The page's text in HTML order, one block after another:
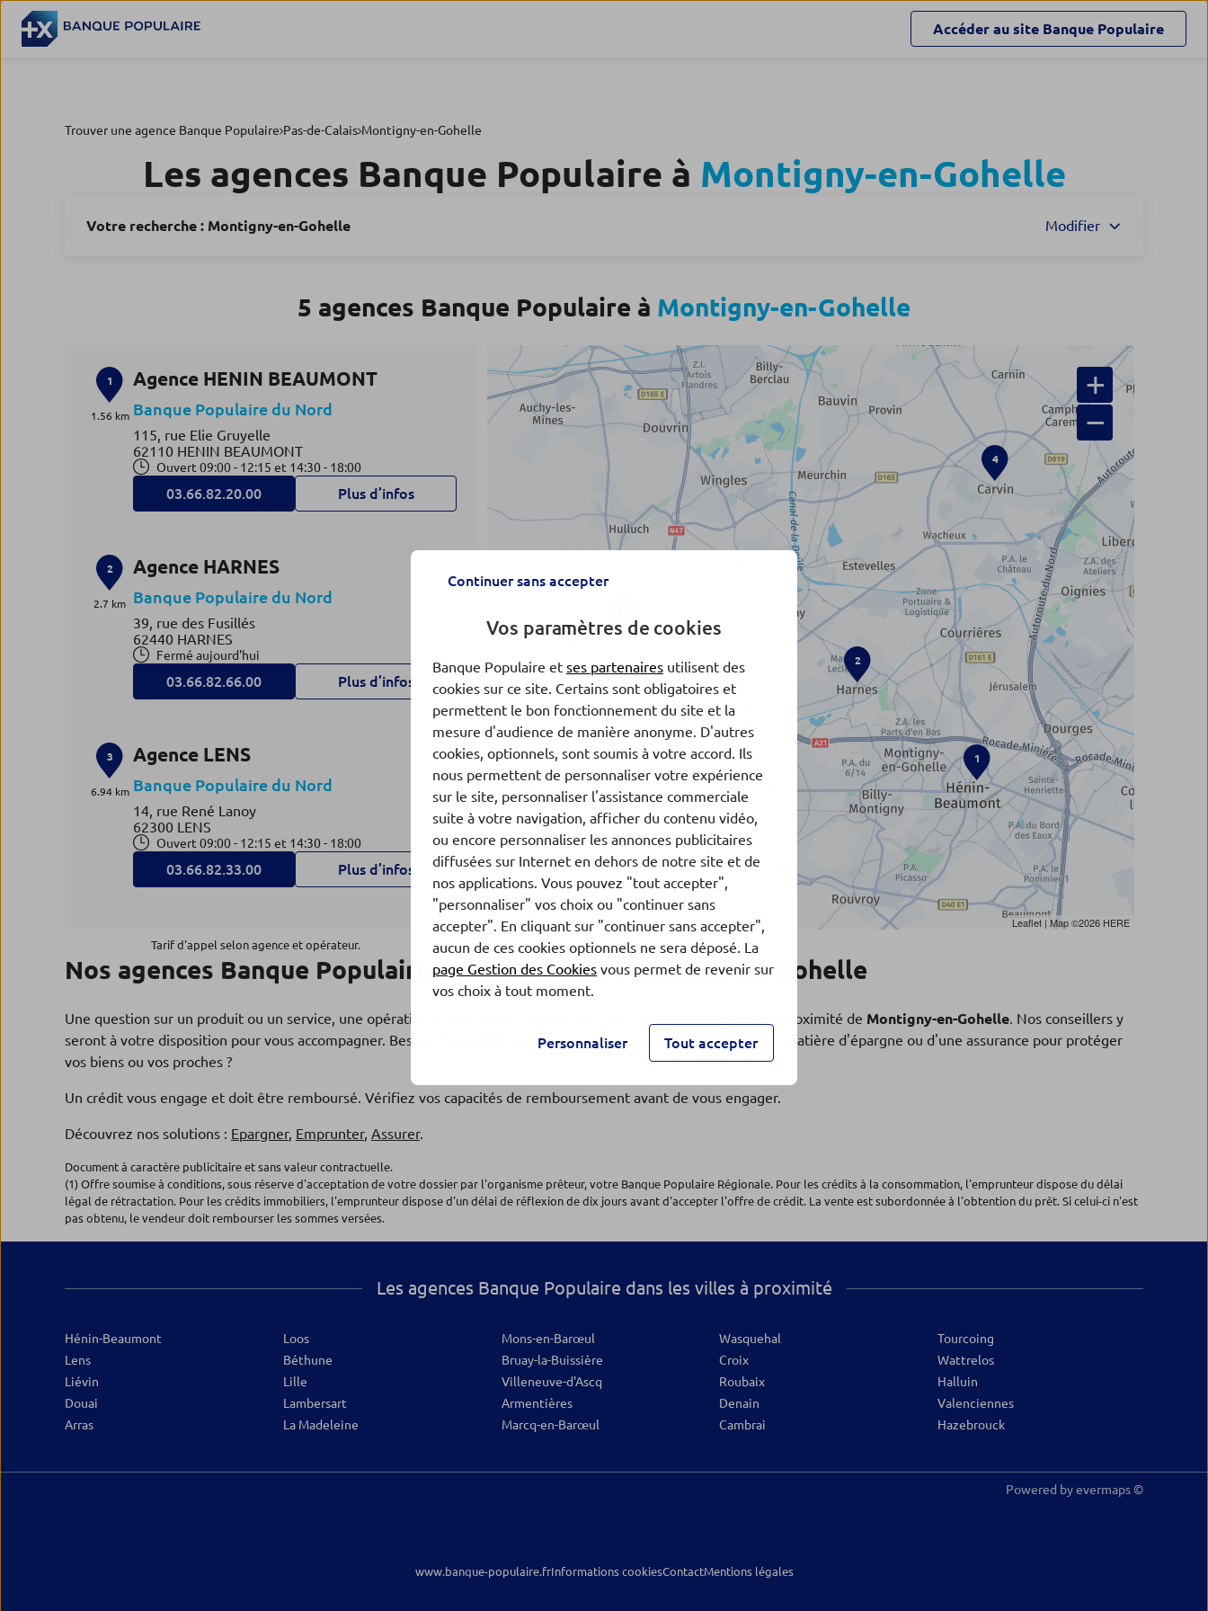
Accéder au site Banque Populaire
Trouver une agence Banque Populaire Pas-de-Calais Montigny-en-Gohelle
Les agences Banque Populaire à Montigny-en-Gohelle
Votre recherche : Montigny-en-Gohelle Modifier
5 agences Banque Populaire à Montigny-en-Gohelle
1
1.56 km
Agence HENIN BEAUMONT
Banque Populaire du Nord
115, rue Elie Gruyelle
62110 HENIN BEAUMONT
Ouvert 09:00 - 12:15 et 14:30 - 18:00
03.66.82.20.00 Plus d’infos
2
2.7 km
Agence HARNES
Banque Populaire du Nord
39, rue des Fusillés
62440 HARNES
Fermé aujourd'hui
03.66.82.66.00 Plus d’infos
3
6.94 km
Agence LENS
Banque Populaire du Nord
14, rue René Lanoy
62300 LENS
Ouvert 09:00 - 12:15 et 14:30 - 18:00
03.66.82.33.00 Plus d’infos
7.67 km
Agence CARVIN
Banque Populaire du Nord
62220 CARVIN
Ouvert 09:00 - 12:15 et 14:30 - 18:00
03.66.82.80.00
5
8.8 km
Agence VENDIN LE VIEIL LENS 2
Banque Populaire du Nord
2, rte de la Bassée
62880 VENDIN LE VIEIL
Ouvert 09:00 - 12:15 et 14:30 - 18:00
03.66.82.60.00 Plus d’infos
4
3
2
1
+
−
Leaflet | Map ©2026 HERE
Tarif d'appel selon agence et opérateur.
Nos agences Banque Populaire à proximité de Montigny-en-Gohelle
Une question sur un produit ou un service, une opération en cours ? Rendez-vous dans l'une de nos à proximité de Montigny-en-Gohelle. Nos conseillers y
seront à votre disposition pour vous accompagner. Besoin d'un crédit pour financer vos projets(1), de conseils en matière d'épargne ou d'une assurance pour protéger
vos biens ou vos proches ?
Un crédit vous engage et doit être remboursé. Vérifiez vos capacités de remboursement avant de vous engager.
Découvrez nos solutions : Epargner, Emprunter, Assurer.
Document à caractère publicitaire et sans valeur contractuelle.
(1) Offre soumise à conditions, sous réserve d'acceptation de votre dossier par l'organisme prêteur, votre Banque Populaire Régionale. Pour les crédits à la consommation, l'emprunteur dispose du délai
légal de rétractation. Pour les crédits immobiliers, l'emprunteur dispose d'un délai de réflexion de dix jours avant d'accepter l'offre de crédit. La vente est subordonnée à l'obtention du prêt. Si celui-ci n'est
pas obtenu, le vendeur doit rembourser les sommes versées.
Les agences Banque Populaire dans les villes à proximité
Hénin-Beaumont
Lens
Liévin
Douai
Arras
Loos
Béthune
Lille
Lambersart
La Madeleine
Mons-en-Barœul
Bruay-la-Buissière
Villeneuve-d'Ascq
Armentières
Marcq-en-Barœul
Wasquehal
Croix
Roubaix
Denain
Cambrai
Tourcoing
Wattrelos
Halluin
Valenciennes
Hazebrouck
Powered byevermaps ©
www.banque-populaire.frInformations cookiesContactMentions légales
Continuer sans accepter
Vos paramètres de cookies
Banque Populaire et ses partenaires utilisent des
cookies sur ce site. Certains sont obligatoires et
permettent le bon fonctionnement du site et la
mesure d'audience de manière anonyme. D'autres
cookies, optionnels, sont soumis à votre accord. Ils
nous permettent de personnaliser votre expérience
sur le site, personnaliser l'assistance commerciale
suite à votre navigation, afficher du contenu vidéo,
ou encore personnaliser les annonces publicitaires
diffusées sur Internet en dehors de notre site et de
nos applications. Vous pouvez "tout accepter",
"personnaliser" vos choix ou "continuer sans
accepter". En cliquant sur "continuer sans accepter",
aucun de ces cookies optionnels ne sera déposé. La
page Gestion des Cookies vous permet de revenir sur
vos choix à tout moment.
Personnaliser Tout accepter